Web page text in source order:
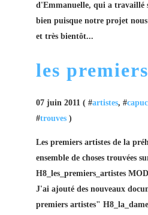
d'Emmanuelle, qui a travaillé
bien puisque notre projet
et très bientôt...
les
07 juin 2011 ( #artistes, #
#trouves )
Les premiers artistes de la
ensemble de choses trouvées
H8_les_premiers_artistes
J'ai ajouté des nouveaux
premiers artistes"